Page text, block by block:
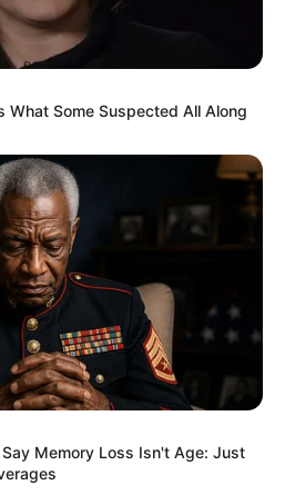
Projektes sind Affiliate-
etwas darüber gebucht oder
ohne dass sich
What Some Suspected All Along
Memory Loss Isn't Age: Just